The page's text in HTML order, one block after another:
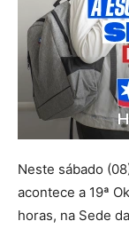
Neste sábado
acontece a 19ª
horas, na Sede